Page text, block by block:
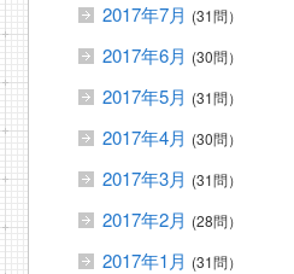
2017年7月 (31問）
2017年6月 (30問）
2017年5月 (31問）
2017年4月 (30問）
2017年3月 (31問）
2017年2月 (28問）
2017年1月 (31問）